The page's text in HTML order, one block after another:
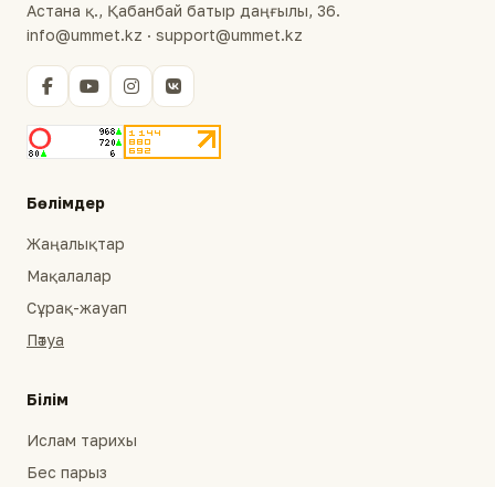
Астана қ., Қабанбай батыр даңғылы, 36.
info@ummet.kz · support@ummet.kz
Бөлімдер
Жаңалықтар
Мақалалар
Сұрақ-жауап
Пәтуа
Білім
Ислам тарихы
Бес парыз